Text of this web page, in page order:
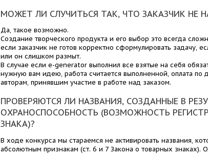
МОЖЕТ ЛИ СЛУЧИТЬСЯ ТАК, ЧТО ЗАКАЗЧИК
Да, такое возможно.
Создание творческого продукта и его выбор это всегда
если заказчик не готов корректно сформулировать задачу,
или он слишком размыт.
В случае если e-generator выполнил все взятые на себя
нужную вам идею, работа считается выполненной, оплата по
авторам, принявшим участие в работе над заказом.
ПРОВЕРЯЮТСЯ ЛИ НАЗВАНИЯ, СОЗДАННЫЕ В
ОХРАНОСПОСОБНОСТЬ (ВОЗМОЖНОСТЬ
ЗНАКА)?
В ходе конкурса мы стараемся не активировать названия,
абсолютным признакам (ст. 6 и 7 Закона о товарных